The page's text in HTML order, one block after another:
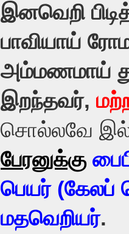
இனவெறி
பாவியாய்
அம்மணமாய்
இறந்தவர்,
சொல்லவே
பேரனுக்கு
பெயர் (கேலப்
மதவெறியர்.